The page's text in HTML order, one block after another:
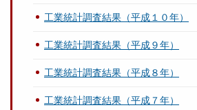
工業統計調査結果（平成１０年）
工業統計調査結果（平成９年）
工業統計調査結果（平成８年）
工業統計調査結果（平成７年）